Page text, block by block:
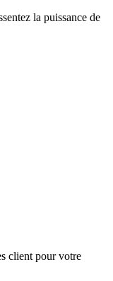
la puissance de
client pour votre